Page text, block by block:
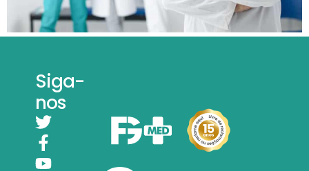
Siga-
nos